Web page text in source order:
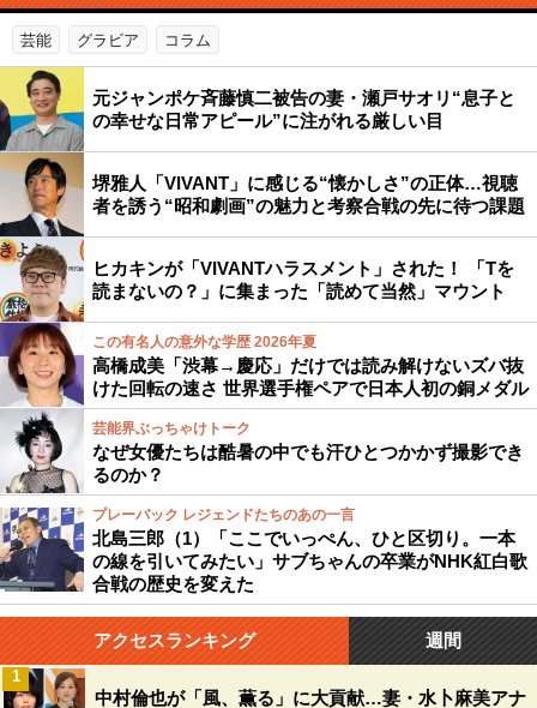
芸能 グラビア コラム
元ジャンポケ斉藤慎二被告の妻・瀬戸サオリ“息子と
の幸せな日常アピール”に注がれる厳しい目
堺雅人「VIVANT」に感じる“懐かしさ”の正体…視聴
者を誘う“昭和劇画”の魅力と考察合戦の先に待つ課題
ヒカキンが「VIVANTハラスメント」された！ 「Tを
読まないの？」に集まった「読めて当然」マウント
この有名人の意外な学歴 2026年夏
高橋成美「渋幕→慶応」だけでは読み解けないズバ抜
けた回転の速さ 世界選手権ペアで日本人初の銅メダル
芸能界ぶっちゃけトーク
なぜ女優たちは酷暑の中でも汗ひとつかかず撮影でき
るのか？
プレーバック レジェンドたちのあの一言
北島三郎（1）「ここでいっぺん、ひと区切り。一本
の線を引いてみたい」サブちゃんの卒業がNHK紅白歌
合戦の歴史を変えた
アクセスランキング 週間
中村倫也が「風、薫る」に大貢献…妻・水卜麻美アナ
1